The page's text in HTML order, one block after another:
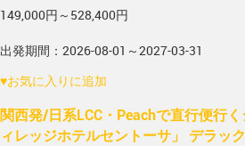
149,000円～528,400円
出発期間：2026-08-01～2027-03-31
♥お気に入りに追加
関西発/日系LCC・Peachで直行便行
ィレッジホテルセントーサ」 デラッ